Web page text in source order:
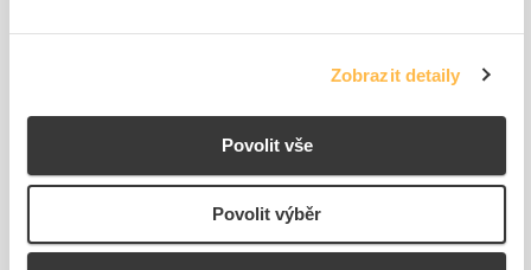
Zobrazit detaily
Povolit vše
Povolit výběr
SIEMENS Držák 3SU1500-
SIEMENS Držák 3SU1550-